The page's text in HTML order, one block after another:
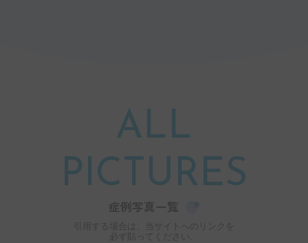
ALL
PICTURES
症例写真一覧
引用する場合は、当サイトへのリンクを
必ず貼ってください。